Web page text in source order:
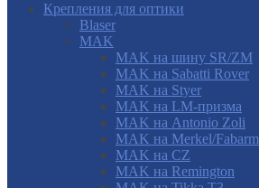
Крепления для оптики
Blaser
MAK
MAK на шину SR/ZM
MAK на Sabatti Rover
MAK на Styer
MAK на LM-призма
MAK на Antonio Zoli
MAK на Merkel/Fabarm
MAK на CZ
MAK на Remington